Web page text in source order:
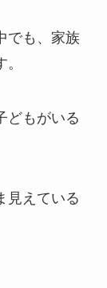
でも、家族
どもがいる
見えている